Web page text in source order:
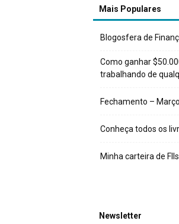
Mais Populares
Blogosfera de
Como ganhar
trabalhando de
Fechamento –
Conheça todos os
Minha carteira de FIIs
Newsletter